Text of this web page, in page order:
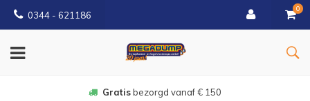
0344 - 621186
0
Gratisbezorgd vanaf € 150